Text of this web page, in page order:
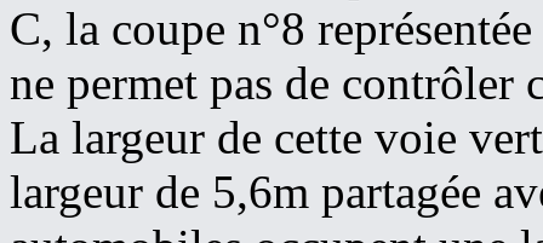
C, la coupe n°8
ne permet pas de contrôler
La largeur de cette voie
largeur de 5,6m partagée